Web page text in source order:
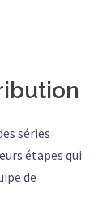
séries
étapes qui
de